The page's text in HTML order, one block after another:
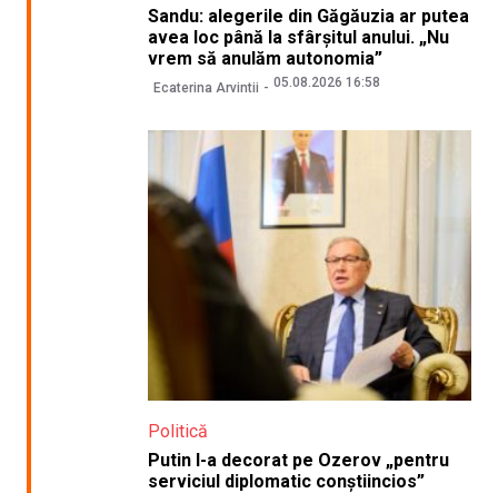
Sandu: alegerile din Găgăuzia ar putea
avea loc până la sfârșitul anului. „Nu
vrem să anulăm autonomia”
Ecaterina Arvintii 05.08.2026 16:58
Politică
Putin l-a decorat pe Ozerov „pentru
serviciul diplomatic conștiincios”